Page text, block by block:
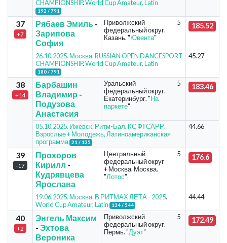
CHAMPIONSHIP.World Cup Amateur, Latin
192 / 791
37
+7
Рябаев Эмиль-
Зарипова
София
Приволжский
федеральный округ.
Казань. "Ювента"
5 185.52
26.10.2025. Москва. RUSSIAN OPEN DANCESPORT
CHAMPIONSHIP.World Cup Amateur, Latin
180 / 791
45.27
38
+14
Барбашин
Владимир -
Подузова
Анастасия
Уральский
федеральный округ.
Екатеринбург. "На
паркете"
5 183.46
05.10.2025. Ижевск. Ритм-Бал. КС ФТСАРР.
Взрослые + Молодежь, Латиноамериканская
программа 21 / 135
44.66
39
-17
Прохоров
Кирилл -
Кудрявцева
Ярослава
Центральный
федеральный округ
+ Москва. Москва.
"Лотос"
5 176.6
19.06.2025. Москва. В РИТМАХ ЛЕТА - 2025.
World Cup Amateur, Latin
134 / 544
44.44
40
+2
Энгель Максим
- Эхтова
Вероника
Приволжский
федеральный округ.
Пермь. "Дуэт"
5 172.49